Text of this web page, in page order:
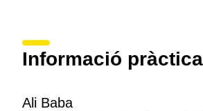
Informació pràctica
Ali Baba